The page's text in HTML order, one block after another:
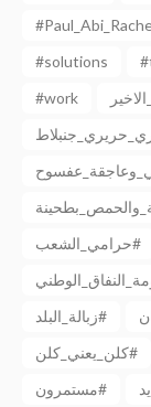
#solutions
#work
حرامي_الشعب#
زبالة_البلد#
كلن_يعني_كلن#
مستمرون#